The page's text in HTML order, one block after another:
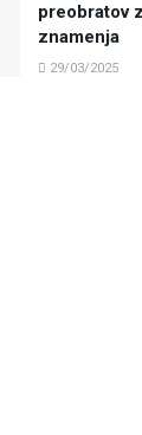
preobratov
znamenja
29/03/2025